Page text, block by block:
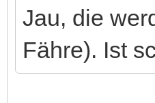
Jau, die
Fähre). Ist